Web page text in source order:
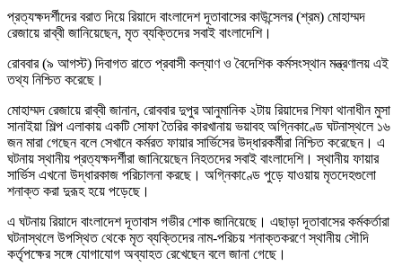
প্রত্যক্ষদর্শীদের বরাত দিয়ে রিয়াদে বাংলাদেশ দূতাবাসের কাউন্সেলর (শ্রম) মোহাম্মদ
রেজায়ে রাব্বী জানিয়েছেন, মৃত ব্যক্তিদের সবাই বাংলাদেশি।
রোববার (৯ আগস্ট) দিবাগত রাতে প্রবাসী কল্যাণ ও বৈদেশিক কর্মসংস্থান মন্ত্রণালয় এই
তথ্য নিশ্চিত করেছে।
মোহাম্মদ রেজায়ে রাব্বী জানান, রোববার দুপুর আনুমানিক ২টায় রিয়াদের শিফা থানাধীন মুসা
সানাইয়া শিল্প এলাকায় একটি সোফা তৈরির কারখানায় ভয়াবহ অগ্নিকাণ্ডে ঘটনাস্থলে ১৬
জন মারা গেছেন বলে সেখানে কর্মরত ফায়ার সার্ভিসের উদ্ধারকর্মীরা নিশ্চিত করেছেন। এ
ঘটনায় স্থানীয় প্রত্যক্ষদর্শীরা জানিয়েছেন নিহতদের সবাই বাংলাদেশি। স্থানীয় ফায়ার
সার্ভিস এখনো উদ্ধারকাজ পরিচালনা করছে। অগ্নিকাণ্ডে পুড়ে যাওয়ায় মৃতদেহগুলো
শনাক্ত করা দুরূহ হয়ে পড়েছে।
এ ঘটনায় রিয়াদে বাংলাদেশ দূতাবাস গভীর শোক জানিয়েছে। এছাড়া দূতাবাসের কর্মকর্তারা
ঘটনাস্থলে উপস্থিত থেকে মৃত ব্যক্তিদের নাম-পরিচয় শনাক্তকরণে স্থানীয় সৌদি
কর্তৃপক্ষের সঙ্গে যোগাযোগ অব্যাহত রেখেছেন বলে জানা গেছে।